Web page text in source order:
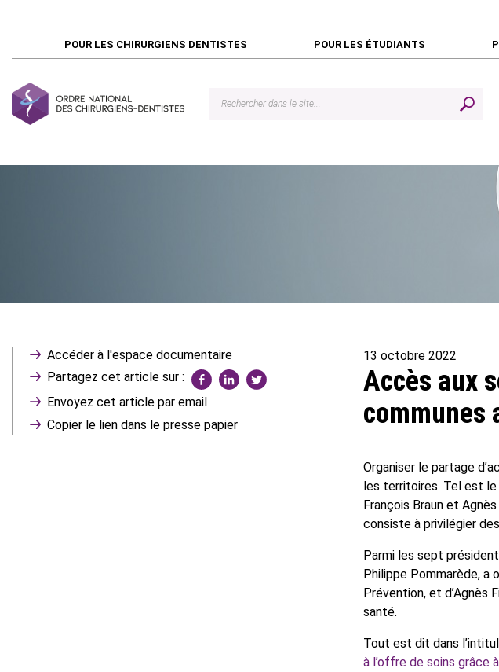
POUR LES CHIRURGIENS DENTISTES POUR LES ÉTUDIANTS
13 octobre 2022
Accès aux
communes
Organiser le partage
les territoires. Tel est le
François Braun et
consiste à privilégier
Parmi les sept
Philippe Pommarède, a
Prévention, et d’Agnès
santé.
Tout est dit dans
à l’offre de soins grâce
Accéder à l'espace documentaire
Partagez cet article sur :
Envoyez cet article par email
Copier le lien dans le presse papier